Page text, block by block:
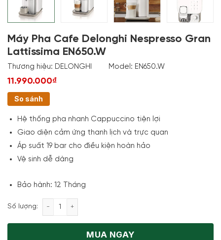
Máy Pha Cafe Delonghi Nespresso Gran
Lattissima EN650.W
Thương hiệu: DELONGHI Model: EN650.W
11.990.000₫
So sánh
Hệ thống pha nhanh Cappuccino tiện lợi
Giao diện cảm ứng thanh lịch và trực quan
Áp suất 19 bar cho điều kiện hoàn hảo
Vệ sinh dễ dàng
Bảo hành: 12 Tháng
Số lượng: Máy Pha Cafe Delonghi Nespresso Gran Lattissima
MUA NGAY